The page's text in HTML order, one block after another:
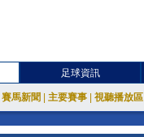
足球資訊
賽馬新聞 主要賽事 視聽播放區